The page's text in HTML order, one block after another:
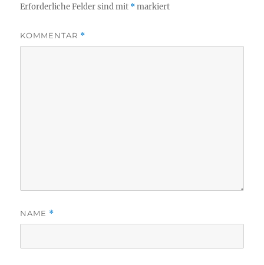
Erforderliche Felder sind mit *markiert
KOMMENTAR *
NAME *